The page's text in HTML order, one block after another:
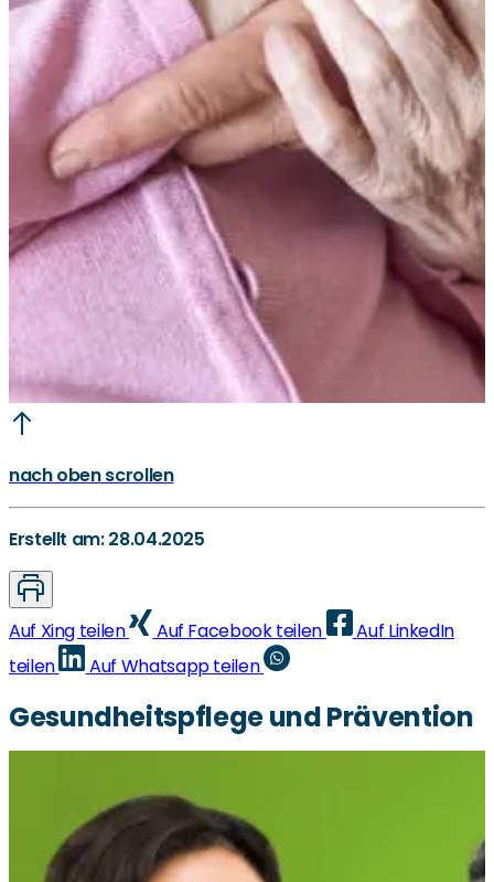
nach oben scrollen
Erstellt am: 28.04.2025
Auf Xing teilen Auf Facebook teilen
Auf LinkedIn
teilen
Auf Whatsapp teilen
Gesundheitspflege und Prävention